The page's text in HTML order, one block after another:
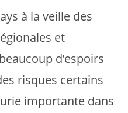
à la veille des
et
d’espoirs
risques certains
importante dans